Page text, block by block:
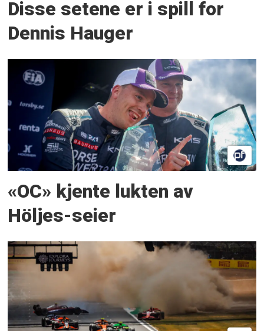
Disse setene er i spill for
Dennis Hauger
«OC» kjente lukten av
Höljes-seier